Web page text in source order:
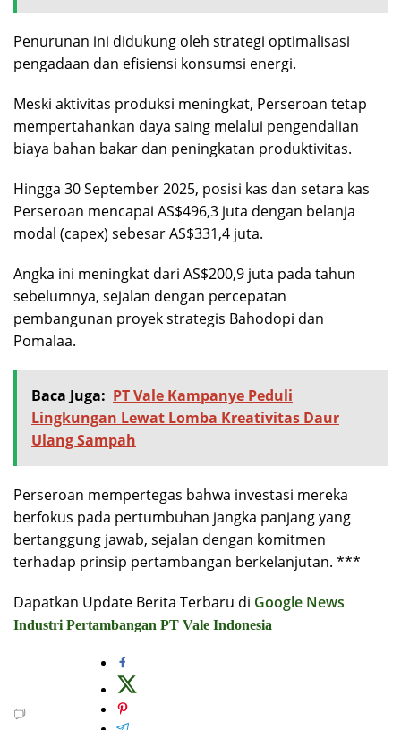
Penurunan ini didukung oleh strategi optimalisasi
pengadaan dan efisiensi konsumsi energi.
Meski aktivitas produksi meningkat, Perseroan tetap
mempertahankan daya saing melalui pengendalian
biaya bahan bakar dan peningkatan produktivitas.
Hingga 30 September 2025, posisi kas dan setara kas
Perseroan mencapai AS$496,3 juta dengan belanja
modal (capex) sebesar AS$331,4 juta.
Angka ini meningkat dari AS$200,9 juta pada tahun
sebelumnya, sejalan dengan percepatan
pembangunan proyek strategis Bahodopi dan
Pomalaa.
Baca Juga: PT Vale Kampanye Peduli
Lingkungan Lewat Lomba Kreativitas Daur
Ulang Sampah
Perseroan mempertegas bahwa investasi mereka
berfokus pada pertumbuhan jangka panjang yang
bertanggung jawab, sejalan dengan komitmen
terhadap prinsip pertambangan berkelanjutan. ***
Dapatkan Update Berita Terbaru di Google News
Industri Pertambangan PT Vale Indonesia